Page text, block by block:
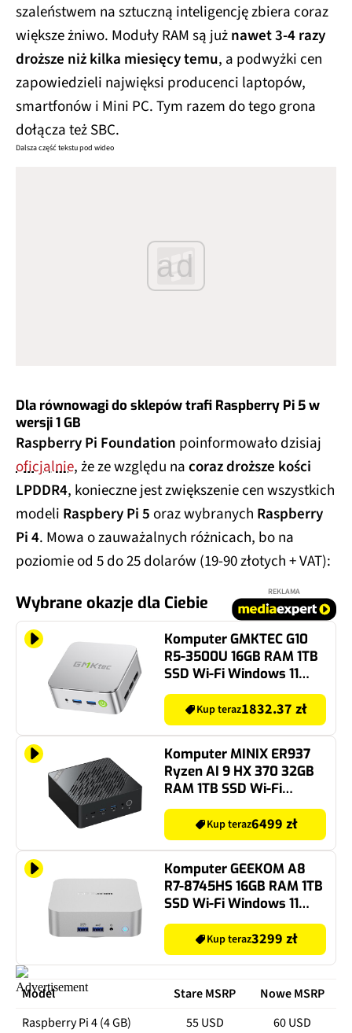
szaleństwem na sztuczną inteligencję zbiera coraz
większe żniwo. Moduły RAM są jużnawet 3-4 razy
droższe niż kilka miesięcy temu, a podwyżki cen
zapowiedzieli najwięksi producenci laptopów,
smartfonów i Mini PC. Tym razem do tego grona
dołącza też SBC.
Dalsza część tekstu pod wideo
ad
Dla równowagi do sklepów trafi Raspberry Pi 5 w
wersji 1 GB
Raspberry Pi Foundation poinformowało dzisiaj
oficjalnie, że ze względu nacoraz droższe kości
LPDDR4, konieczne jest zwiększenie cen wszystkich
modeli Raspbery Pi 5oraz wybranych Raspberry
Pi 4. Mowa o zauważalnych różnicach, bo na
poziomie od 5 do 25 dolarów (19-90 złotych + VAT):
Wybrane okazje dla Ciebie
REKLAMA
Komputer GMKTEC G10
R5-3500U 16GB RAM 1TB
SSD Wi-Fi Windows 11
Professional
Kup teraz1832.37 zł
Komputer MINIX ER937
Ryzen AI 9 HX 370 32GB
RAM 1TB SSD Wi-Fi
Windows 11 Professional
Kup teraz6499 zł
Komputer GEEKOM A8
R7-8745HS 16GB RAM 1TB
SSD Wi-Fi Windows 11
Professional
Kup teraz3299 zł
Model Stare MSRP
Nowe MSRP
Raspberry Pi 4 (4 GB)
55 USD
60 USD